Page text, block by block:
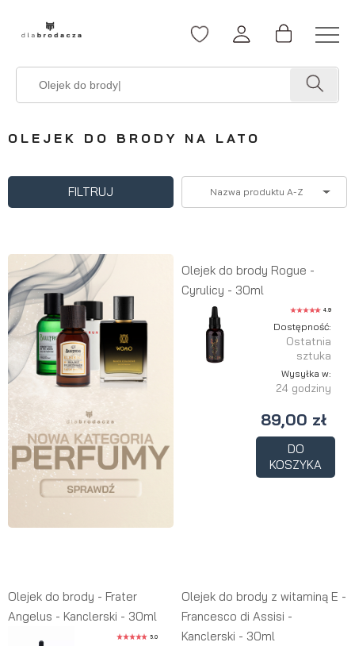
OLEJEK DO BRODY NA LATO
FILTRUJ Nazwa produktu A-Z
Olejek do brody Rogue -
Cyrulicy - 30ml
4.9
Dostępność:
Ostatnia
sztuka
Wysyłka w:
24 godziny
89,00 zł
DO
KOSZYKA
Olejek do brody - Frater
Angelus - Kanclerski - 30ml
5.0
Olejek do brody z witaminą E -
Francesco di Assisi -
Kanclerski - 30ml